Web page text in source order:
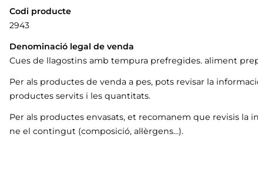
Codi producte
2943
Denominació legal de venda
Cues de llagostins amb tempura prefregides. aliment
Per als productes de venda a pes, pots revisar la
productes servits i les quantitats.
Per als productes envasats, et recomanem que revisis
ne el contingut (composició, al·lèrgens…).